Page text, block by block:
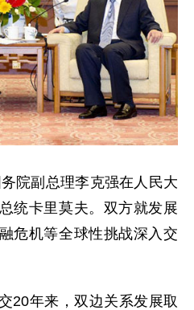
副总理李克强在人民大
统卡里莫夫。双方就发展
危机等全球性挑战深入交
年来，双边关系发展取